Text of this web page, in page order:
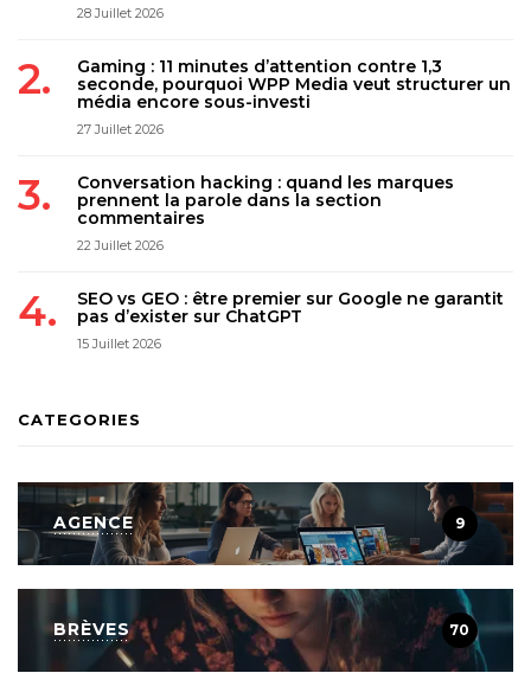
28 Juillet 2026
Gaming : 11 minutes d’attention contre 1,3
seconde, pourquoi WPP Media veut structurer un
média encore sous-investi
27 Juillet 2026
Conversation hacking : quand les marques
prennent la parole dans la section
commentaires
22 Juillet 2026
SEO vs GEO : être premier sur Google ne garantit
pas d’exister sur ChatGPT
15 Juillet 2026
CATEGORIES
AGENCE 9
BRÈVES 70